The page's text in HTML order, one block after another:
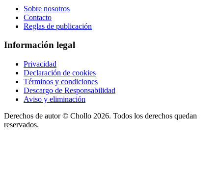
Sobre nosotros
Contacto
Reglas de publicación
Información legal
Privacidad
Declaración de cookies
Términos y condiciones
Descargo de Responsabilidad
Aviso y eliminación
Derechos de autor © Chollo 2026. Todos los derechos quedan
reservados.